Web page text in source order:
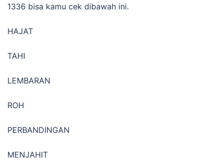
1336 bisa kamu cek dibawah ini.
HAJAT
TAHI
LEMBARAN
ROH
PERBANDINGAN
MENJAHIT